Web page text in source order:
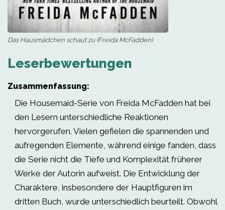
Das Hausmädchen schaut zu (Freida McFadden)
Leserbewertungen
Zusammenfassung:
Die Housemaid-Serie von Freida McFadden hat bei
den Lesern unterschiedliche Reaktionen
hervorgerufen. Vielen gefielen die spannenden und
aufregenden Elemente, während einige fanden, dass
die Serie nicht die Tiefe und Komplexität früherer
Werke der Autorin aufweist. Die Entwicklung der
Charaktere, insbesondere der Hauptfiguren im
dritten Buch, wurde unterschiedlich beurteilt. Obwohl